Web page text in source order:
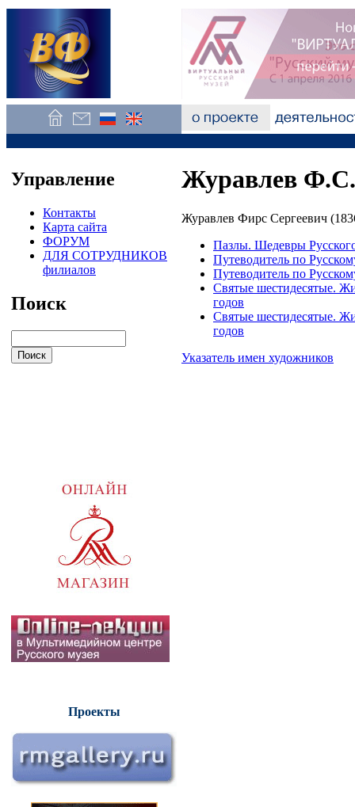
Управление
Контакты
Карта сайта
ФОРУМ
ДЛЯ СОТРУДНИКОВ
филиалов
Поиск
Проекты
Журавлев Ф.С.
Журавлев Фирс Сергеевич
Пазлы. Шедевры
Путеводитель по
Путеводитель по
Святые шестидесятые.
годов
Святые шестидесятые.
годов
Указатель имен художников